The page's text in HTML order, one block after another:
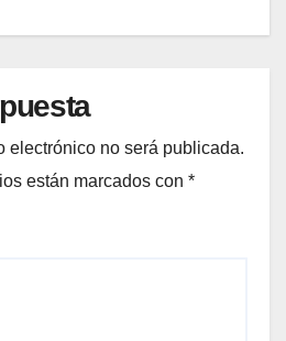
electrónico no será publicada.
están marcados con *